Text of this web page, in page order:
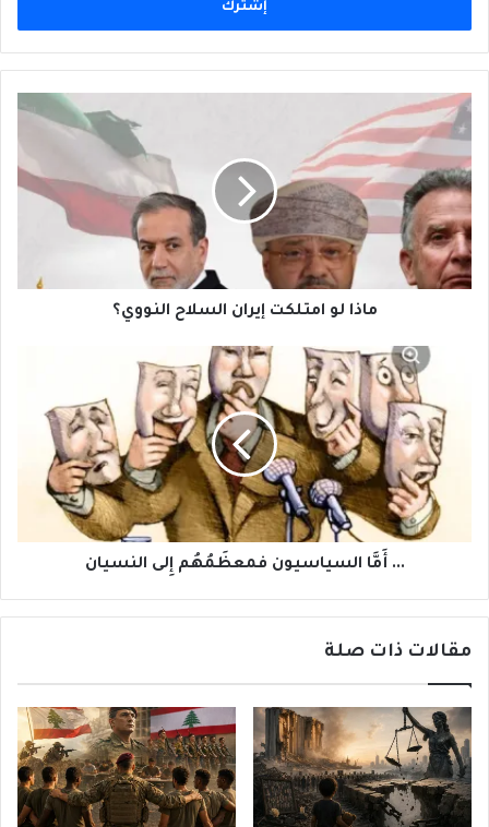
ماذا
لو
إيران
السلاح
النووي؟
ماذا لو امتلكت إيران السلاح النووي؟
السياسيون
فمعظَمُهُم
النسيان
... أَمَّا السياسيون فمعظَمُهُم إِلى النسيان
مقالات ذات صلة